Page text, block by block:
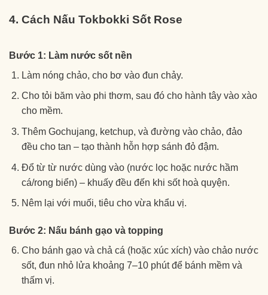
4. Cách Nấu Tokbokki Sốt Rose
Bước 1: Làm nước sốt nền
Làm nóng chảo, cho bơ vào đun chảy.
Cho tỏi băm vào phi thơm, sau đó cho hành tây vào xào
cho mềm.
Thêm Gochujang, ketchup, và đường vào chảo, đảo
đều cho tan – tạo thành hỗn hợp sánh đỏ đậm.
Đổ từ từ nước dùng vào (nước lọc hoặc nước hầm
cá/rong biển) – khuấy đều đến khi sốt hoà quyện.
Nêm lại với muối, tiêu cho vừa khẩu vị.
Bước 2: Nấu bánh gạo và topping
Cho bánh gạo và chả cá (hoặc xúc xích) vào chảo nước
sốt, đun nhỏ lửa khoảng 7–10 phút để bánh mềm và
thấm vị.